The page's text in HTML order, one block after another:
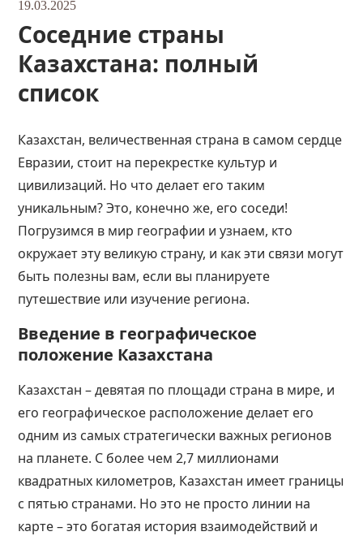
19.03.2025
Соседние страны
Казахстана: полный
список
Казахстан, величественная страна в самом сердце
Евразии, стоит на перекрестке культур и
цивилизаций. Но что делает его таким
уникальным? Это, конечно же, его соседи!
Погрузимся в мир географии и узнаем, кто
окружает эту великую страну, и как эти связи могут
быть полезны вам, если вы планируете
путешествие или изучение региона.
Введение в географическое
положение Казахстана
Казахстан – девятая по площади страна в мире, и
его географическое расположение делает его
одним из самых стратегически важных регионов
на планете. С более чем 2,7 миллионами
квадратных километров, Казахстан имеет границы
с пятью странами. Но это не просто линии на
карте – это богатая история взаимодействий и